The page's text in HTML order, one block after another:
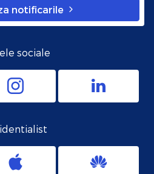
notificarile
sociale